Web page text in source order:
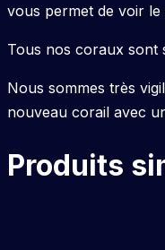
vous permet de voir le
Tous nos coraux sont
Nous sommes très
nouveau corail avec
Produits